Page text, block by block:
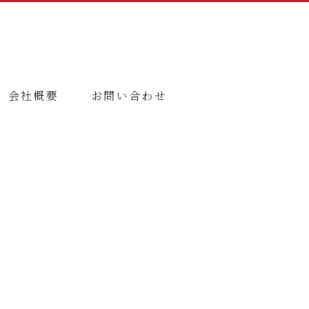
会社概要 お問い合わせ